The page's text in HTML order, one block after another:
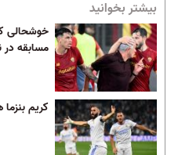
بیشتر بخوانید
خوشحالی
مسابقه
کریم